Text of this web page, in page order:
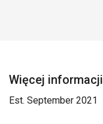
Więcej informacji
Est. September 2021